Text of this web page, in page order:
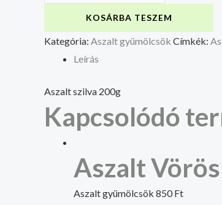
KOSÁRBA TESZEM
Kategória: Aszalt gyümölcsök Címkék:
Leírás
Aszalt szilva 200g
Kapcsolódó
Aszalt
Aszalt gyümölcsök 850Ft